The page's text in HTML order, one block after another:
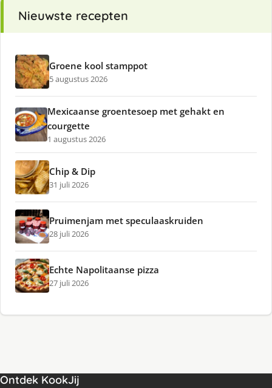
Nieuwste recepten
Groene kool stamppot
5 augustus 2026
Mexicaanse groentesoep met gehakt en
courgette
1 augustus 2026
Chip & Dip
31 juli 2026
Pruimenjam met speculaaskruiden
28 juli 2026
Echte Napolitaanse pizza
27 juli 2026
Ontdek KookJij